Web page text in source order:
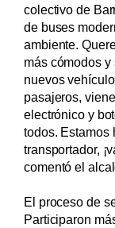
colectivo de
de buses
ambiente.
más cómodos
nuevos
pasajeros,
electrónico y
todos. Estamos
transportador,
comentó el
El proceso de
Participaron